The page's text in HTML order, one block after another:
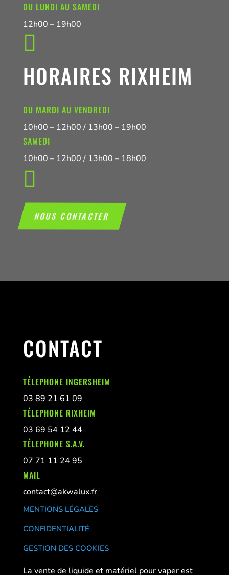
DU LUNDI AU SAMEDI
12h00 – 19h00

HORAIRES RIXHEIM
DU MARDI AU VENDREDI
10h00 – 12h00 / 13h00 – 19h00
SAMEDI
10h00 – 12h00 / 13h00 – 18h00

NOUS CONTACTER
CONTACT
TÉLEPHONE INGERSHEIM
03 89 21 61 09
TÉLEPHONE RIXHEIM
03 69 54 12 44
TÉLEPHONE S.A.V.
07 71 11 24 95
MAIL
contact@akwalux.fr
MENTIONS LÉGALES
CONFIDENTIALITÉ
GESTION DES COOKIES
La vente de liquide et matériel pour vaper est